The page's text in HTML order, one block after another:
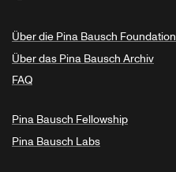
Über die Pina Bausch Foundation
Über das Pina Bausch Archiv
FAQ
Pina Bausch Fellowship
Pina Bausch Labs